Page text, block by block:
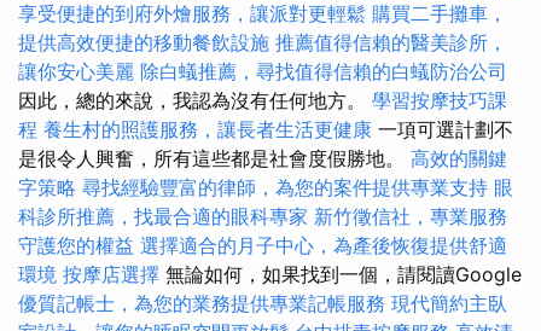
享受便捷的到府外燴服務，讓派對更輕鬆 購買二手攤車，
提供高效便捷的移動餐飲設施 推薦值得信賴的醫美診所，
讓你安心美麗 除白蟻推薦，尋找值得信賴的白蟻防治公司
因此，總的來說，我認為沒有任何地方。 學習按摩技巧課
程 養生村的照護服務，讓長者生活更健康 一項可選計劃不
是很令人興奮，所有這些都是社會度假勝地。 高效的關鍵
字策略 尋找經驗豐富的律師，為您的案件提供專業支持 眼
科診所推薦，找最合適的眼科專家 新竹徵信社，專業服務
守護您的權益 選擇適合的月子中心，為產後恢復提供舒適
環境 按摩店選擇 無論如何，如果找到一個，請閱讀Google
優質記帳士，為您的業務提供專業記帳服務 現代簡約主臥